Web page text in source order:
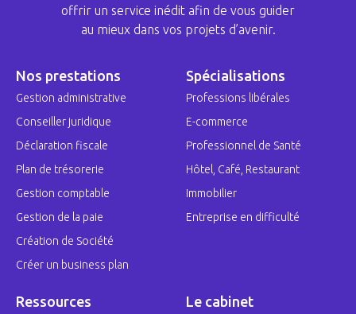
offrir un service inédit afin de vous guider
au mieux dans vos projets d’avenir.
Nos prestations
Gestion administrative
Conseiller juridique
Déclaration fiscale
Plan de trésorerie
Gestion comptable
Gestion de la paie
Création de Société
Créer un business plan
Spécialisations
Professions libérales
E-commerce
Professionnel de Santé
Hôtel, Café, Restaurant
Immobilier
Entreprise en difficulté
Ressources Le cabinet